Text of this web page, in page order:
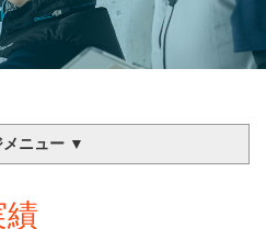
メニュー ▼